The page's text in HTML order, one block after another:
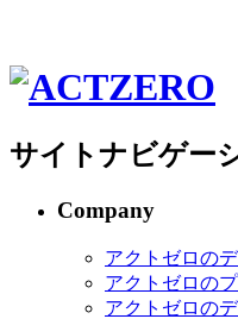
サイトナビゲー
Company
アクトゼロの
アクトゼロの
アクトゼロの